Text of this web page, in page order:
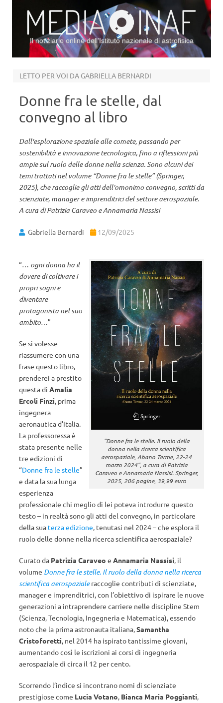
Il notiziario online dell’Istituto nazionale di astrofisica
LETTO PER VOI DA GABRIELLA BERNARDI
Donne fra le stelle, dal
convegno al libro
Dall'esplorazione spaziale alle comete, passando per
sostenibilità e innovazione tecnologica, fino a riflessioni più
ampie sul ruolo delle donne nella scienza. Sono alcuni dei
temi trattati nel volume “Donne fra le stelle” (Springer,
2025), che raccoglie gli atti dell'omonimo convegno, scritti da
scienziate, manager e imprenditrici del settore aerospaziale.
A cura di Patrizia Caraveo e Annamaria Nassisi
Gabriella Bernardi 12/09/2025
“Donne fra le stelle. Il ruolo della
donna nella ricerca scientifica
aerospaziale, Abano Terme, 22-24
marzo 2024”, a cura di Patrizia
Caraveo e Annamaria Nassisi. Springer,
2025, 206 pagine, 39,99 euro
“… ogni donna ha il
dovere di coltivare i
propri sogni e
diventare
protagonista nel suo
ambito…”
Se si volesse
riassumere con una
frase questo libro,
prenderei a prestito
questa di Amalia
Ercoli Finzi, prima
ingegnera
aeronautica d’Italia.
La professoressa è
stata presente nelle
tre edizioni di
“Donne fra le stelle”
e data la sua lunga
esperienza
professionale chi meglio di lei poteva introdurre questo
testo – in realtà sono gli atti del convegno, in particolare
della sua terza edizione, tenutasi nel 2024 – che esplora il
ruolo delle donne nella ricerca scientifica aerospaziale?
Curato da Patrizia Caraveo e Annamaria Nassisi, il
volume Donne fra le stelle. Il ruolo della donna nella ricerca
scientifica aerospazialeraccoglie contributi di scienziate,
manager e imprenditrici, con l’obiettivo di ispirare le nuove
generazioni a intraprendere carriere nelle discipline Stem
(Scienza, Tecnologia, Ingegneria e Matematica), essendo
noto che la prima astronauta italiana,Samantha
Cristoforetti, nel 2014 ha ispirato tantissime giovani,
aumentando così le iscrizioni ai corsi di ingegneria
aerospaziale di circa il 12 per cento.
Scorrendo l’indice si incontrano nomi di scienziate
prestigiose come Lucia Votano, Bianca Maria Poggianti,